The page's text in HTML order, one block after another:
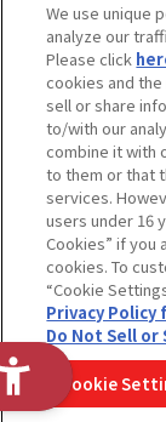
採用情報
サステナビリ
お問い合わせ
ウェブサイトご利用
個人情報及び特定
Do Not Sell or
カスタマーハラス
We use unique
analyze our
Please click
cookies and
sell or share
to/with our
combine it with
to them or that
services.
users under 16
Cookies” if you
cookies. To
“Cookie
Privacy
Do Not Sell or
Cookie